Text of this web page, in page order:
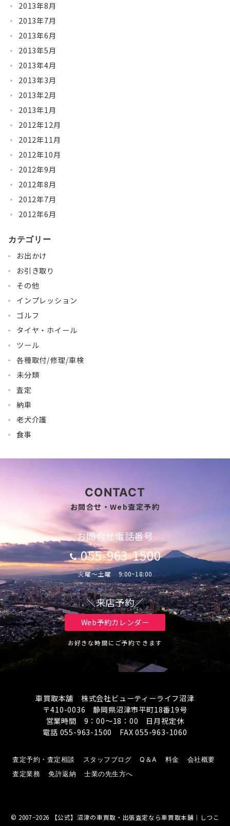
2013年8月
2013年7月
2013年6月
2013年5月
2013年4月
2013年3月
2013年2月
2013年1月
2012年12月
2012年11月
2012年10月
2012年9月
2012年8月
2012年7月
2012年6月
カテゴリー
お出かけ
お引き取り
その他
インプレッション
ゴルフ
タイヤ・ホイール
ツール
各種取付/修理/車検
未分類
査定
納車
老犬介護
食事
CONTACT
お問合せ・Web査定予約
お問合せ電話番号
055-963-1500
火曜～土曜 9:00~18:00
＼来店予約／
Web予約カレンダー
お好きな時間にご予約できます
車買取本舗 株式会社ビューティーライフ沼津
〒410-0036 静岡県沼津市平町18番19号
営業時間 9：00～18：00 日月祝定休
電話 055-963-1500 FAX 055-963-1060
査定予約・査定相談 スタッフブログ Q＆A 料金
会社概要
査定業務
免許返納 士業の先生方へ
© 2007−2026
【公式】沼津の車買取・出張査定なら車買取本舗｜しつこ